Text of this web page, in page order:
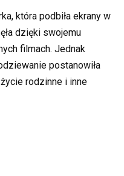
która podbiła ekrany w
dzięki swojemu
filmach. Jednak
postanowiła
rodzinne i inne